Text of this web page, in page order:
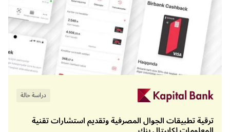
دراسة حالة
ترقية تطبيقات الجوال المصرفية وتقديم استشارات تقنية